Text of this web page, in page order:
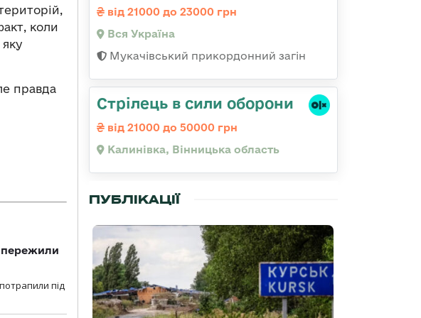
коли
правда
пережили
під
від 21000 до 23000 грн
Вся Україна
Мукачівський прикордонний загін
Стрілець в сили оборони
від 21000 до 50000 грн
Калинівка, Вінницька область
ПУБЛІКАЦІЇ